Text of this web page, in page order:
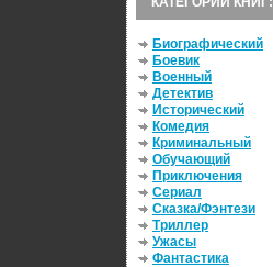
Биографический
Боевик
Военный
Детектив
Исторический
Комедия
Криминальный
Обучающий
Приключения
Сериал
Сказка/Фэнтези
Триллер
Ужасы
Фантастика